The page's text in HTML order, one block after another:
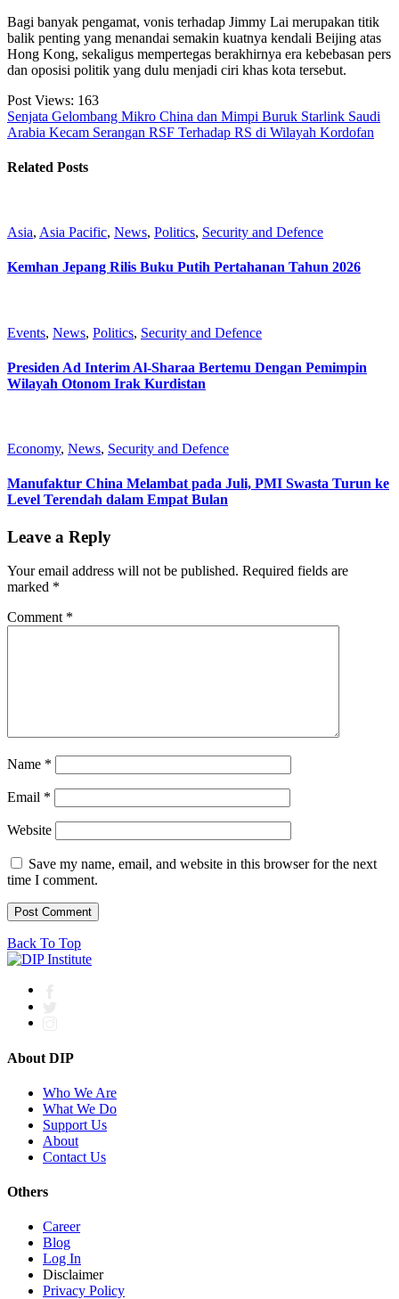
Bagi banyak pengamat, vonis terhadap Jimmy Lai merupakan titik
balik penting yang menandai semakin kuatnya kendali Beijing atas
Hong Kong, sekaligus mempertegas berakhirnya era kebebasan pers
dan oposisi politik yang dulu menjadi ciri khas kota tersebut.
Post Views: 163
Senjata Gelombang Mikro China dan Mimpi Buruk Starlink Saudi
Arabia Kecam Serangan RSF Terhadap RS di Wilayah Kordofan
Related Posts
Asia, Asia Pacific, News, Politics, Security and Defence
Kemhan Jepang Rilis Buku Putih Pertahanan Tahun 2026
Events, News, Politics, Security and Defence
Presiden Ad Interim Al-Sharaa Bertemu Dengan Pemimpin
Wilayah Otonom Irak Kurdistan
Economy, News, Security and Defence
Manufaktur China Melambat pada Juli, PMI Swasta Turun ke
Level Terendah dalam Empat Bulan
Leave a Reply
Your email address will not be published. Required fields are
marked *
Comment *
Name *
Email *
Website
Save my name, email, and website in this browser for the next
time I comment.
Back To Top
About DIP
Who We Are
What We Do
Support Us
About
Contact Us
Others
Career
Blog
Log In
Disclaimer
Privacy Policy